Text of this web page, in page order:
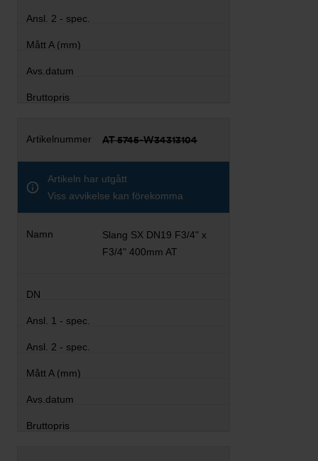
AT 5745-W34313104
Artikeln har utgått
Viss avvikelse kan förekomma
Slang SX DN19 F3/4" x
F3/4" 400mm AT